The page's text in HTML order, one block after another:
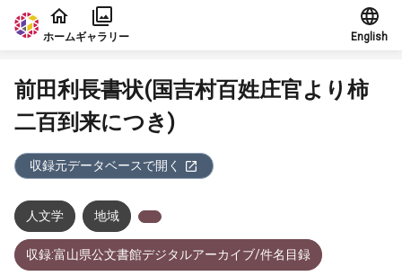
本文に飛ぶ
ホームギャラリー English
前田利長書状(国吉村百姓庄官より柿
二百到来につき)
収録元データベースで開く
人文学 地域
収録:富山県公文書館デジタルアーカイブ/件名目録